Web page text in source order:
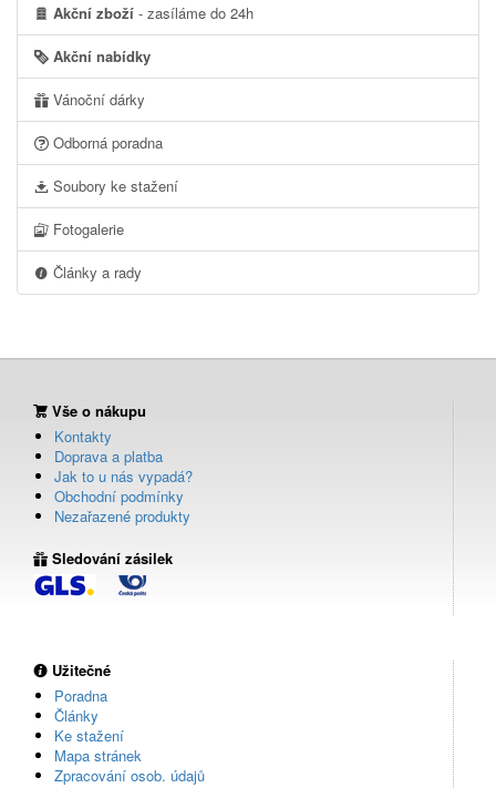
Akční zboží - zasíláme do 24h
Akční nabídky
Vánoční dárky
Odborná poradna
Soubory ke stažení
Fotogalerie
Články a rady
Vše o nákupu
Kontakty
Doprava a platba
Jak to u nás vypadá?
Obchodní podmínky
Nezařazené produkty
Sledování zásilek
Užitečné
Poradna
Články
Ke stažení
Mapa stránek
Zpracování osob. údajů